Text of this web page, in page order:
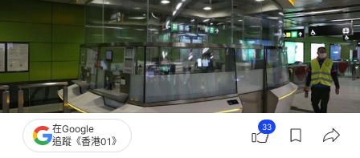
在Google
追蹤《香港01》
33